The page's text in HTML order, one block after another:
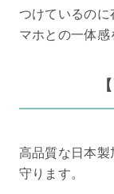
つけているのに
マホとの一体感
高品質な日本製
守ります。